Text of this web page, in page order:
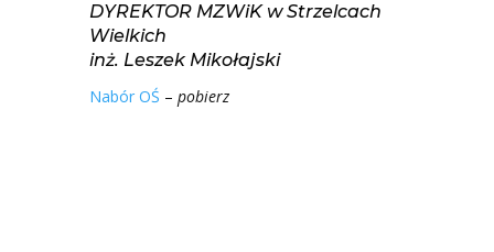
DYREKTOR MZWiK w Strzelcach
Wielkich
inż. Leszek Mikołajski
Nabór OŚ – pobierz